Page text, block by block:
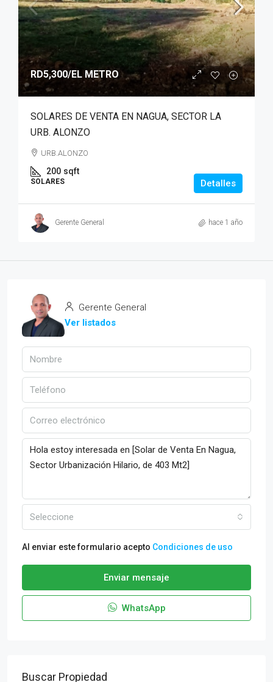
RD5,300/EL METRO
SOLARES DE VENTA EN NAGUA, SECTOR LA
URB. ALONZO
URB.ALONZO
200 sqft
SOLARES Detalles
Gerente General hace 1 año
Gerente General
Ver listados
Seleccione
Al enviar este formulario acepto Condiciones de uso
Enviar mensaje
WhatsApp
Buscar Propiedad